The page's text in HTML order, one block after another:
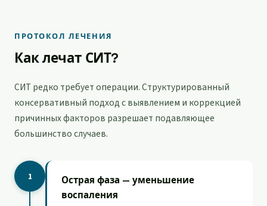
ПРОТОКОЛ ЛЕЧЕНИЯ
Как лечат СИТ?
СИТ редко требует операции. Структурированный
консервативный подход с выявлением и коррекцией
причинных факторов разрешает подавляющее
большинство случаев.
1
Острая фаза — уменьшение
воспаления